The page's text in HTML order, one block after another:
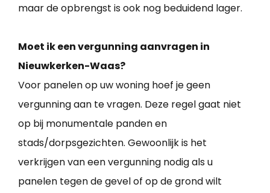
maar de opbrengst is ook nog beduidend lager.
Moet ik een vergunning aanvragen in
Nieuwkerken-Waas?
Voor panelen op uw woning hoef je geen
vergunning aan te vragen. Deze regel gaat niet
op bij monumentale panden en
stads/dorpsgezichten. Gewoonlijk is het
verkrijgen van een vergunning nodig als u
panelen tegen de gevel of op de grond wilt